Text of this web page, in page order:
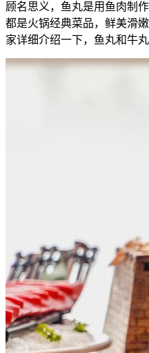
顾名思义，鱼丸是用鱼肉制
都是火锅经典菜品，鲜美滑
家详细介绍一下，鱼丸和牛丸